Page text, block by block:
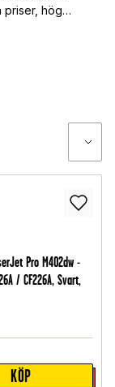
priser, hög
Pro M402dw -
/ CF226A, Svart,
KÖP